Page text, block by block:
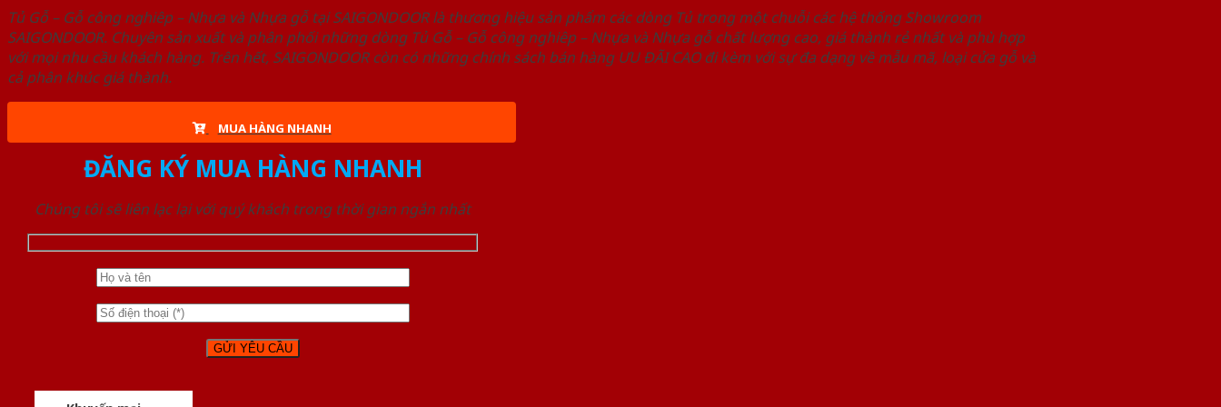
Tủ Gỗ – Gỗ công nghiêp – Nhựa và Nhựa gỗ tại SAIGONDOOR là thương hiệu sản phẩm các dòng Tủ trong một chuỗi các hệ thống Showroom
SAIGONDOOR. Chuyên sản xuất và phân phối những dòng Tủ Gỗ – Gỗ công nghiêp – Nhựa và Nhựa gỗ chất lượng cao, giá thành rẻ nhất và phù hợp
với mọi nhu cầu khách hàng. Trên hết, SAIGONDOOR còn có những chính sách bán hàng ƯU ĐÃI CAO đi kèm với sự đa dạng về mẫu mã, loại cửa gỗ và
cả phân khúc giá thành.
MUA HÀNG NHANH
ĐĂNG KÝ MUA HÀNG NHANH
Chúng tôi sẽ liên lạc lại với quý khách trong thời gian ngắn nhất